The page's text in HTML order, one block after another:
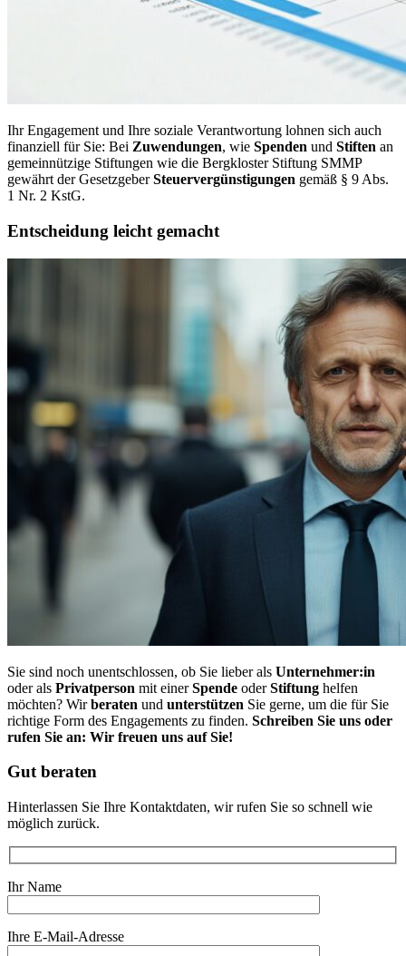
Ihr Engagement und Ihre soziale Verantwortung lohnen sich auch
finanziell für Sie: Bei Zuwendungen, wie Spenden und Stiften an
gemeinnützige Stiftungen wie die Bergkloster Stiftung SMMP
gewährt der GesetzgeberSteuervergünstigungen gemäß § 9 Abs.
1 Nr. 2 KstG.
Entscheidung leicht gemacht
Sie sind noch unentschlossen, ob Sie lieber als Unternehmer:in
oder als Privatperson mit einerSpende oderStiftung helfen
möchten? Wirberaten und unterstützen Sie gerne, um die für Sie
richtige Form des Engagements zu finden. Schreiben Sie uns oder
rufen Sie an: Wir freuen uns auf Sie!
Gut beraten
Hinterlassen Sie Ihre Kontaktdaten, wir rufen Sie so schnell wie
möglich zurück.
Ihr Name
Ihre E-Mail-Adresse